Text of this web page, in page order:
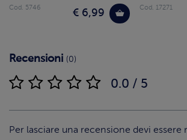
€ 6,99
Cod. 5746 Cod. 17271
Recensioni (0)
0.0 / 5
Per lasciare una recensione devi essere